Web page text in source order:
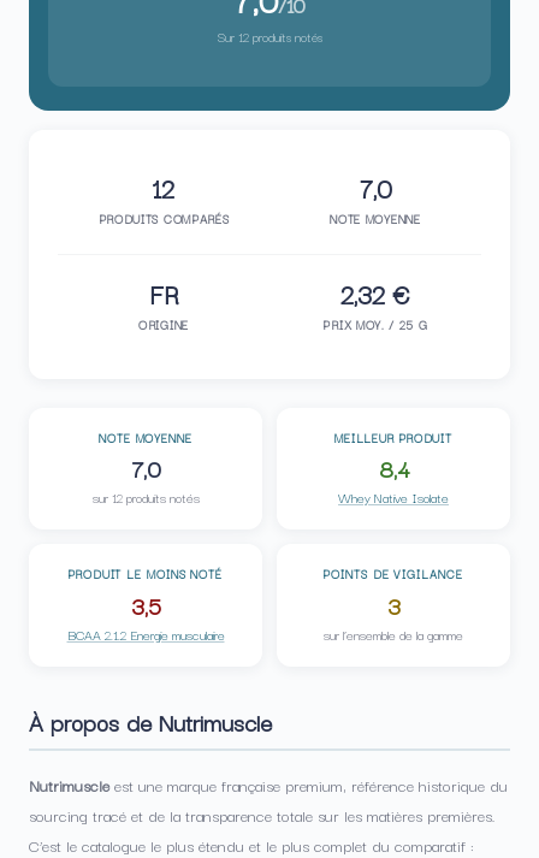
Sur 12 produits notés
12
PRODUITS COMPARÉS
7,0
NOTE MOYENNE
FR
ORIGINE
2,32 €
PRIX MOY. / 25 G
NOTE MOYENNE
7,0
sur 12 produits notés
MEILLEUR PRODUIT
8,4
Whey Native Isolate
PRODUIT LE MOINS NOTÉ
3,5
BCAA 2.1.2 Energie musculaire
POINTS DE VIGILANCE
3
sur l’ensemble de la gamme
À propos de Nutrimuscle
Nutrimuscleest une marque française premium, référence historique du
sourcing tracé et de la transparence totale sur les matières premières.
C’est le catalogue le plus étendu et le plus complet du comparatif :